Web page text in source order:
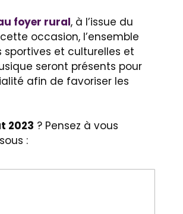
foyer rural, à l’issue du
occasion, l’ensemble
sportives et culturelles et
seront présents pour
afin de favoriser les
2023 ? Pensez à vous
: